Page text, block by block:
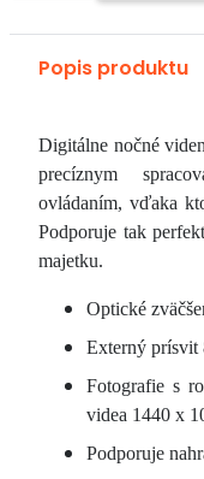
A50T
850Popis produktu
Digitálne nočné
precíznym
ovládaním, vďaka
Podporuje tak
majetku.
Optické
Externý prísvit
Fotografie s
videa 1440 x
Podporuje